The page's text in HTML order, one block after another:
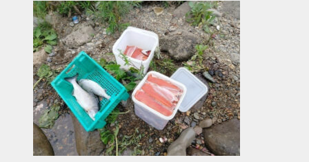
о
В
Югре
рыбак
провалился
под
лед
проверяя
жерлицыДо
спасительного
берега
Оби
было